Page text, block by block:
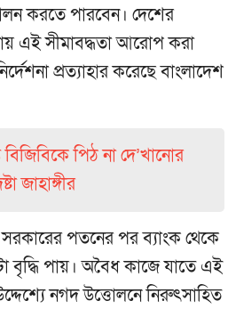
করতে পারবেন। দেশের
এই সীমাবদ্ধতা আরোপ করা
প্রত্যাহার করেছে বাংলাদেশ
বিজিবিকে পিঠ না দে’খানোর
জাহাঙ্গীর
পতনের পর ব্যাংক থেকে
বৃদ্ধি পায়। অবৈধ কাজে যাতে এই
নগদ উত্তোলনে নিরুৎসাহিত